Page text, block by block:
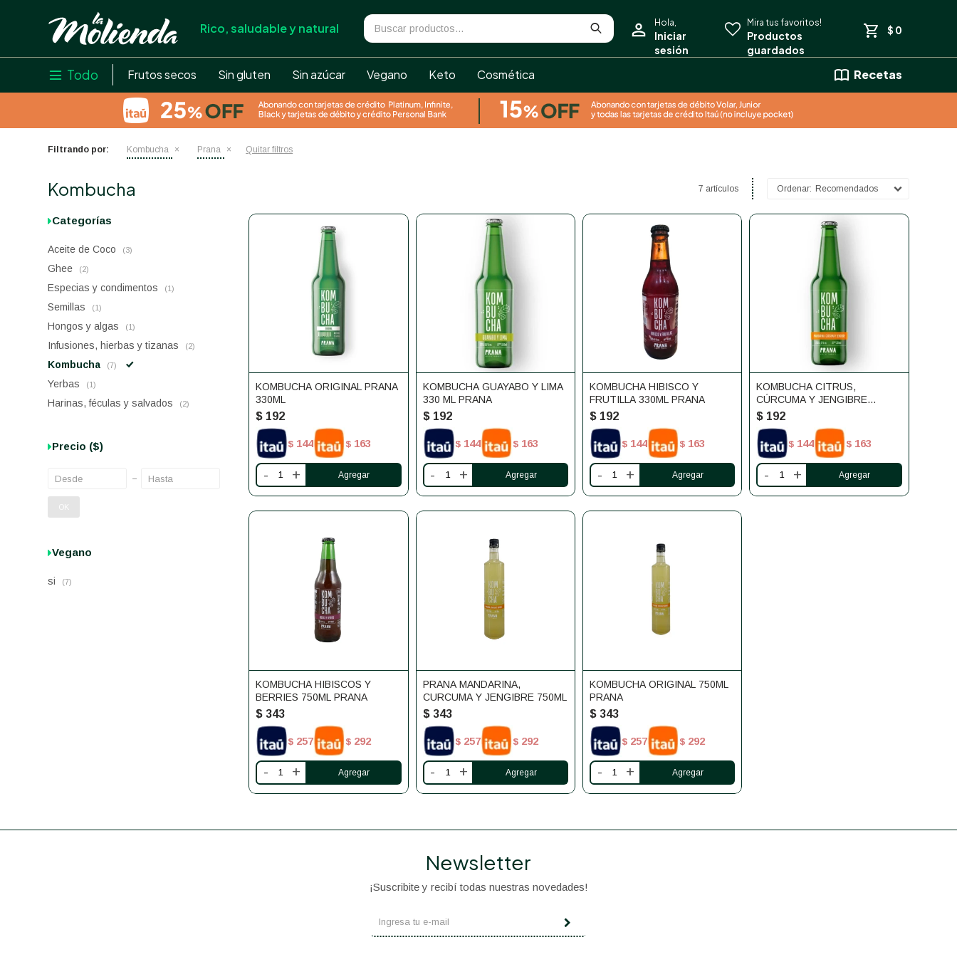
Rico, saludable y natural
 Todo Frutos secos Sin gluten Sin azúcar Vegano Keto Cosmética Recetas
$ 0
Filtrando por: Kombucha Prana Quitar filtros
7 artículos Recomendados
KOMBUCHA ORIGINAL PRANA
330ML
$ 192
$ 144 $ 163
- +
KOMBUCHA GUAYABO Y LIMA
330 ML PRANA
$ 192
$ 144 $ 163
- +
KOMBUCHA HIBISCO Y
FRUTILLA 330ML PRANA
$ 192
$ 144 $ 163
- +
KOMBUCHA CITRUS,
CÚRCUMA Y JENGIBRE
PRANA 330ML
$ 192
$ 144 $ 163
- +
KOMBUCHA HIBISCOS Y
BERRIES 750ML PRANA
$ 343
$ 257 $ 292
- +
PRANA MANDARINA,
CURCUMA Y JENGIBRE 750ML
$ 343
$ 257 $ 292
- +
KOMBUCHA ORIGINAL 750ML
PRANA
$ 343
$ 257 $ 292
- +
Kombucha
Categorías
Aceite de Coco (3)
Ghee (2)
Especias y condimentos (1)
Semillas (1)
Hongos y algas (1)
Infusiones, hierbas y tizanas (2)
Kombucha (7)
Yerbas (1)
Harinas, féculas y salvados (2)
Precio ($)
OK
Vegano
si (7)
Newsletter
¡Suscribite y recibí todas nuestras novedades!
close
store
local_shipping
credit_card
help